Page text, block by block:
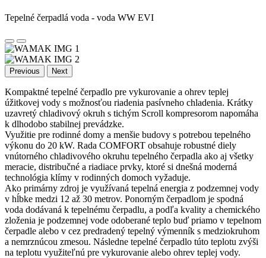
Tepelné čerpadlá voda - voda WW EVI
Previous Next
Kompaktné tepelné čerpadlo pre vykurovanie a ohrev teplej
úžitkovej vody s možnosťou riadenia pasívneho chladenia. Krátky
uzavretý chladivový okruh s tichým Scroll kompresorom napomáha
k dlhodobo stabilnej prevádzke.
Využitie pre rodinné domy a menšie budovy s potrebou tepelného
výkonu do 20 kW. Rada COMFORT obsahuje robustné diely
vnútorného chladivového okruhu tepelného čerpadla ako aj všetky
meracie, distribučné a riadiace prvky, ktoré si dnešná moderná
technológia klímy v rodinných domoch vyžaduje.
Ako primárny zdroj je využívaná tepelná energia z podzemnej vody
v hĺbke medzi 12 až 30 metrov. Ponorným čerpadlom je spodná
voda dodávaná k tepelnému čerpadlu, a podľa kvality a chemického
zloženia je podzemnej vode odoberané teplo buď priamo v tepelnom
čerpadle alebo v cez predradený tepelný výmenník s medziokruhom
a nemrznúcou zmesou. Následne tepelné čerpadlo túto teplotu zvýši
na teplotu využiteľnú pre vykurovanie alebo ohrev teplej vody.